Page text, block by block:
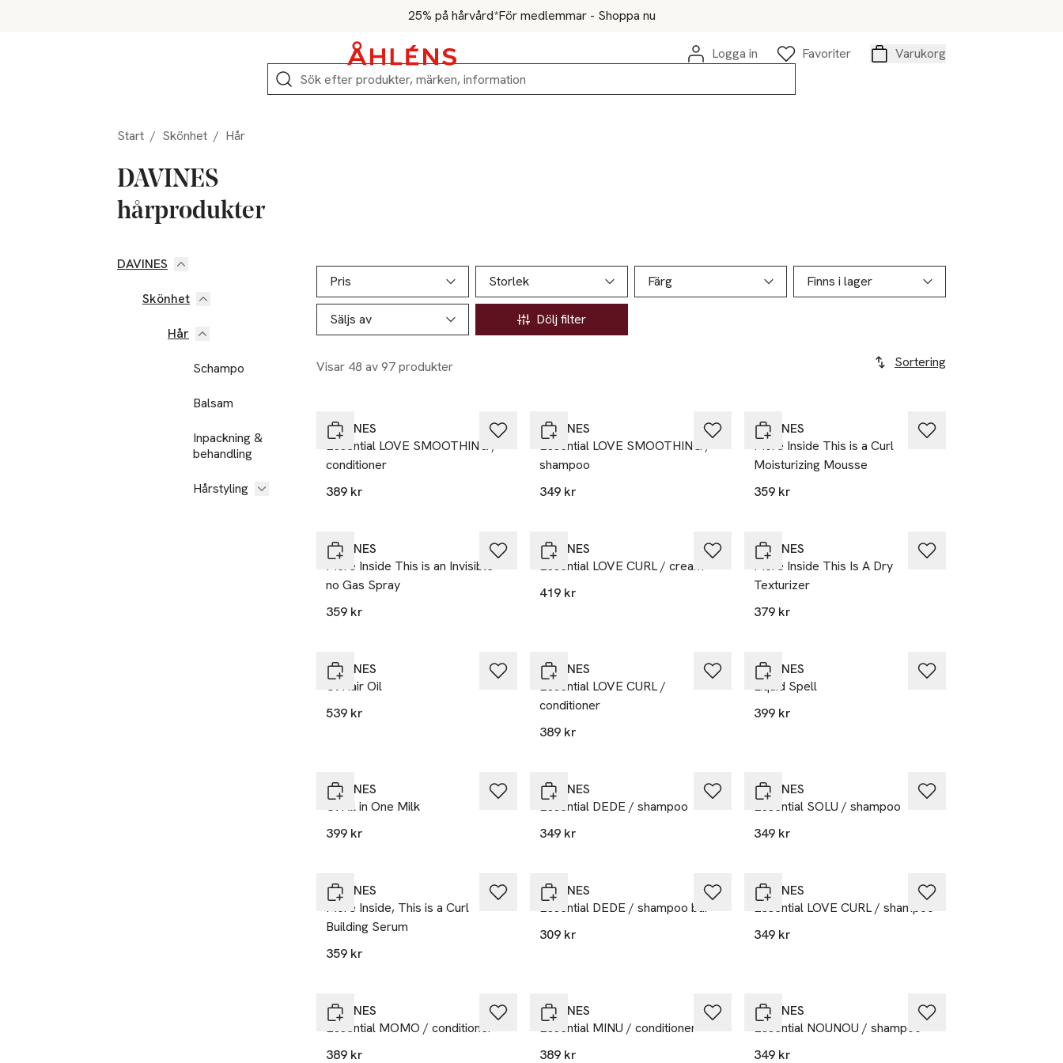
25% på hårvård*För medlemmar - Shoppa nu
Logga in
Favoriter
Varukorg
Sök
Start / Skönhet / Hår
DAVINES
hårprodukter
Hoppa till produktsidan
DAVINES
Skönhet
Hår
Schampo
Balsam
Inpackning &
behandling
Hårstyling
Hoppa till produktsidan
Pris
Storlek Färg Finns i lager
Säljs av Dölj filter
Visar 48 av 97 produkter Sortering
Lista över produkter
DAVINES
Essential LOVE SMOOTHING /
conditioner
389 kr
DAVINES
Essential LOVE SMOOTHING /
shampoo
349 kr
DAVINES
More Inside This is a Curl
Moisturizing Mousse
359 kr
DAVINES
More Inside This is an Invisible
no Gas Spray
359 kr
DAVINES
Essential LOVE CURL / cream
419 kr
DAVINES
More Inside This Is A Dry
Texturizer
379 kr
DAVINES
Ol Hair Oil
539 kr
DAVINES
Essential LOVE CURL /
conditioner
389 kr
DAVINES
Liquid Spell
399 kr
DAVINES
Ol All in One Milk
399 kr
DAVINES
Essential DEDE / shampoo
349 kr
DAVINES
Essential SOLU / shampoo
349 kr
DAVINES
More Inside, This is a Curl
Building Serum
359 kr
DAVINES
Essential DEDE / shampoo bar
309 kr
DAVINES
Essential LOVE CURL / shampoo
349 kr
DAVINES
Essential MOMO / conditioner
389 kr
DAVINES
Essential MINU / conditioner
389 kr
DAVINES
Essential NOUNOU / shampoo
349 kr